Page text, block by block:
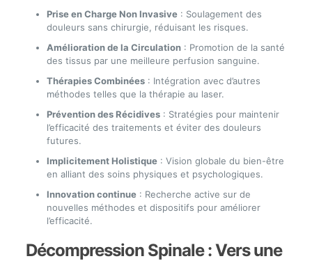
Prise en Charge Non Invasive: Soulagement des
douleurs sans chirurgie, réduisant les risques.
Amélioration de la Circulation: Promotion de la santé
des tissus par une meilleure perfusion sanguine.
Thérapies Combinées: Intégration avec d’autres
méthodes telles que la thérapie au laser.
Prévention des Récidives: Stratégies pour maintenir
l’efficacité des traitements et éviter des douleurs
futures.
Implicitement Holistique: Vision globale du bien-être
en alliant des soins physiques et psychologiques.
Innovation continue: Recherche active sur de
nouvelles méthodes et dispositifs pour améliorer
l’efficacité.
Décompression Spinale : Vers une